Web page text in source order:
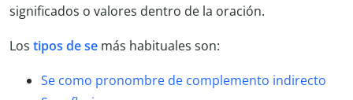
significados o valores dentro de la oración.
Los tipos de se más habituales son:
Se como pronombre de complemento indirecto